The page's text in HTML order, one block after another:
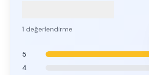
1 değerlendirme
5
4